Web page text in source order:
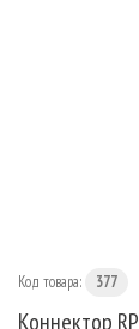
Код товара: 377
Коннектор